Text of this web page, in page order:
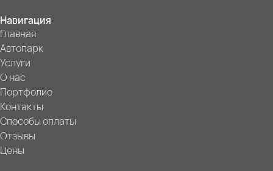
Навигация
Главная
Автопарк
Услуги
О нас
Портфолио
Контакты
Способы оплаты
Отзывы
Цены